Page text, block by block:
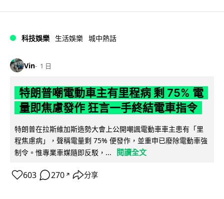
科技娛樂 生活娛樂 城中熱話
Vin 1 日
特朗普嘲電動車主有里程病 剩 75% 電
量即焦慮發作 狂言一手終結電車指令
特朗普在拉斯維加斯造勢大會上公開嘲諷電動車車主患有「里
程焦慮病」，聲稱電量剩 75% 便發作，並重申已廢除電動車強
制令。惟專業車媒隨即反駁，...
閱讀全文
603 270 ↗ 分享